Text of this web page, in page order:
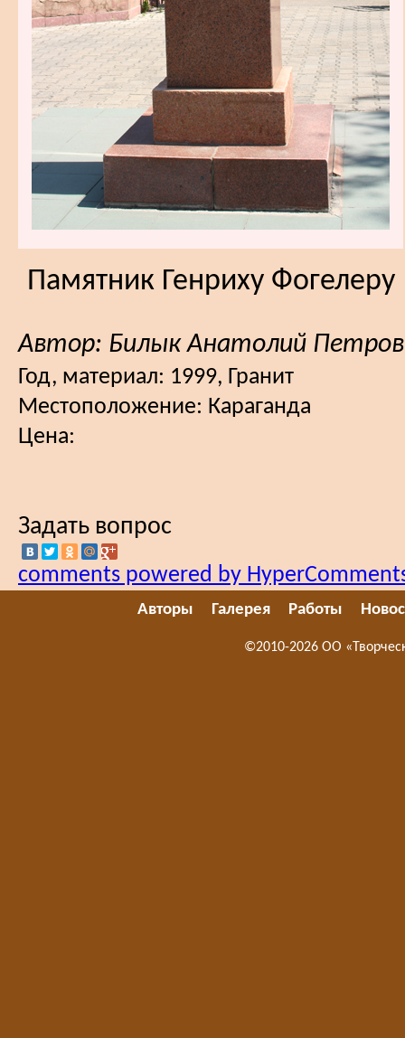
Памятник Генриху Фогелеру
Автор: Билык Анатолий
Год, материал: 1999, Гранит
Местоположение: Караганда
Цена:
Задать вопрос
comments powered by
Авторы Галерея Работы
©2010-2026 ОО